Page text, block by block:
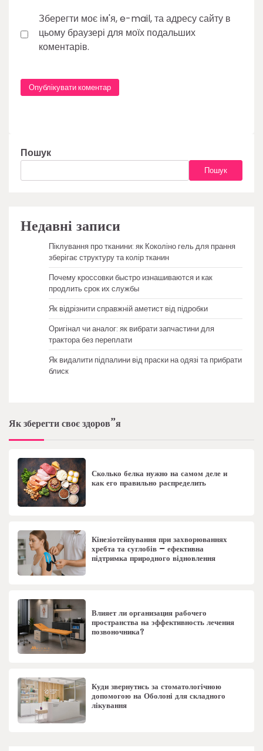
Зберегти моє ім'я, e-mail, та адресу сайту в
цьому браузері для моїх подальших
коментарів.
Пошук
Пошук
Недавні записи
Піклування про тканини: як Коколіно гель для прання
зберігає структуру та колір тканин
Почему кроссовки быстро изнашиваются и как
продлить срок их службы
Як відрізнити справжній аметист від підробки
Оригінал чи аналог: як вибрати запчастини для
трактора без переплати
Як видалити підпалини від праски на одязі та прибрати
блиск
Як зберегти своє здоров”я
Сколько белка нужно на самом деле и
как его правильно распределить
Кінезіотейпування при захворюваннях
хребта та суглобів – ефективна
підтримка природного відновлення
Влияет ли организация рабочего
пространства на эффективность лечения
позвоночника?
Куди звернутись за стоматологічною
допомогою на Оболоні для складного
лікування